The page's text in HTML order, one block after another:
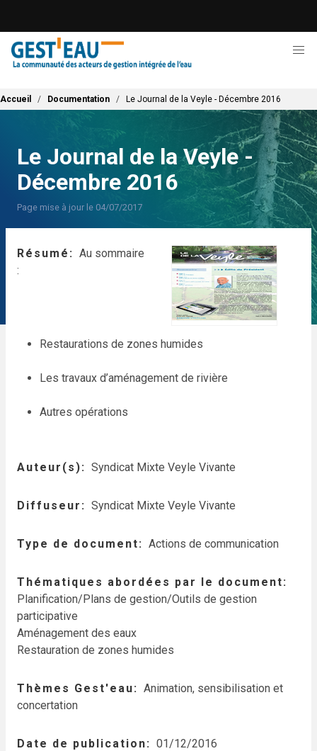
contenu
principal
Fil d'Ariane
Accueil Documentation Le Journal de la Veyle - Décembre 2016
Le Journal de la Veyle -
Décembre 2016
Page mise à jour le 04/07/2017
Résumé
Au sommaire
:
Restaurations de zones humides
Les travaux d’aménagement de rivière
Autres opérations
Auteur(s) Syndicat Mixte Veyle Vivante
Diffuseur Syndicat Mixte Veyle Vivante
Type de document Actions de communication
Thématiques abordées par le document
Planification/Plans de gestion/Outils de gestion
participative
Aménagement des eaux
Restauration de zones humides
Thèmes Gest'eau
Animation, sensibilisation et
concertation
Date de publication 01/12/2016